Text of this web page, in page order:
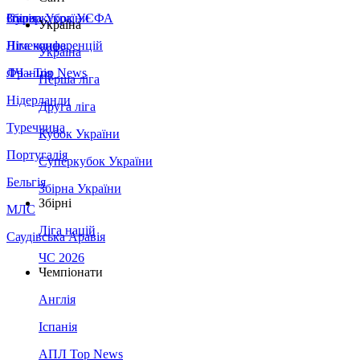
Збірна України
Італія
Німеччина
Франція
Нідерланди
Туреччина
Португалія
Бельгія
МЛС
Саудівська Аравія
Суперкубок УЄФА
Ліга конференцій
ЛЧ - Top News
Україна
Україна
Перша ліга
Друга ліга
Кубок України
Суперкубок України
Збірна України
Збірні
Ліга націй
ЧС 2026
Чемпіонати
Англія
Іспанія
АПЛ Top News